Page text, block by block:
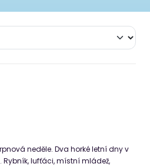
neděle. Dva horké letní dny v
Rybník, lufťáci, místní mládež,